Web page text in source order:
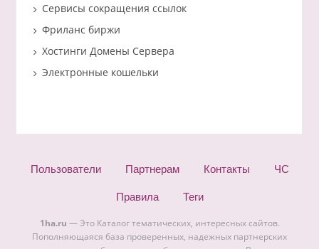
Сервисы сокращения ссылок
Фриланс биржи
Хостинги Домены Сервера
Электронные кошельки
Пользователи Партнерам Контакты ЧС
Правила Теги
1ha.ru — Это Каталог тематических, интересных сайтов.
Пополняющаяся база проверенных, надежных партнерских